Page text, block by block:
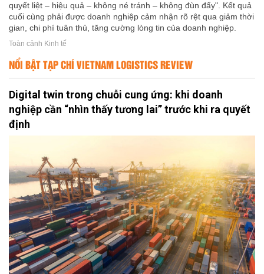
quyết liệt – hiệu quả – không né tránh – không đùn đẩy". Kết quả
cuối cùng phải được doanh nghiệp cảm nhận rõ rệt qua giảm thời
gian, chi phí tuân thủ, tăng cường lòng tin của doanh nghiệp.
Toàn cảnh Kinh tế
NỔI BẬT TẠP CHÍ VIETNAM LOGISTICS REVIEW
Digital twin trong chuỗi cung ứng: khi doanh
nghiệp cần “nhìn thấy tương lai” trước khi ra quyết
định